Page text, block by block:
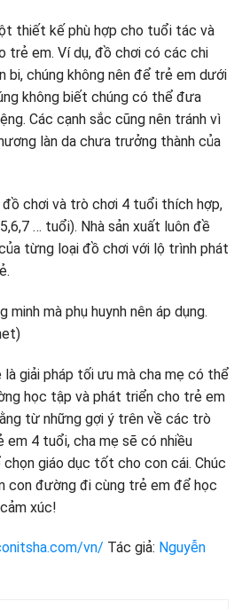
thiết kế phù hợp cho tuổi tác và
trẻ em. Ví dụ, đồ chơi có các chi
bi, chúng không nên để trẻ em dưới
không biết chúng có thể đưa
Các cạnh sắc cũng nên tránh vì
làn da chưa trưởng thành của
đồ chơi và trò chơi 4 tuổi thích hợp,
… tuổi). Nhà sản xuất luôn đề
từng loại đồ chơi với lộ trình phát
giải pháp tối ưu mà cha mẹ có thể
học tập và phát triển cho trẻ em
từ những gợi ý trên về các trò
em 4 tuổi, cha mẹ sẽ có nhiều
giáo dục tốt cho con cái. Chúc
con đường đi cùng trẻ em để học
xúc!
vn/ Tác giả: Nguyễn